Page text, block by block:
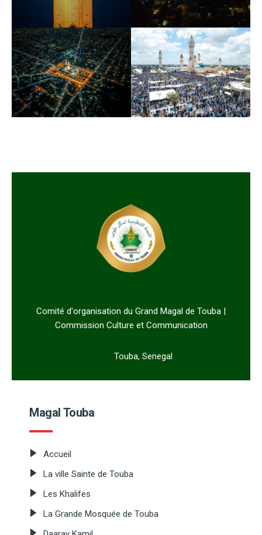
Comité d'organisation du Grand Magal de Touba |
Commission Culture et Communication
Touba, Senegal
Magal Touba
Accueil
La ville Sainte de Touba
Les Khalifes
La Grande Mosquée de Touba